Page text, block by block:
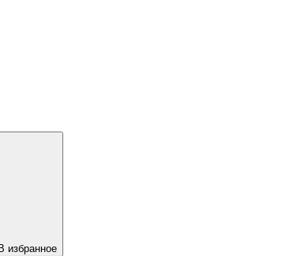
В избранное